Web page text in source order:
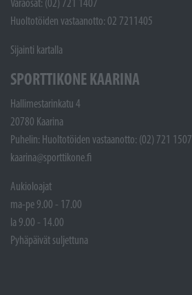
Varaosat: (02) 721 1407
Huoltotöiden vastaanotto: 02 7211405
Sijainti kartalla
SPORTTIKONE KAARINA
Hallimestarinkatu 4
20780 Kaarina
Puhelin: Huoltotöiden vastaanotto: (02) 721 1507
kaarina@sporttikone.fi
Aukioloajat
ma-pe 9.00 - 17.00
la 9.00 - 14.00
Pyhäpäivät suljettuna